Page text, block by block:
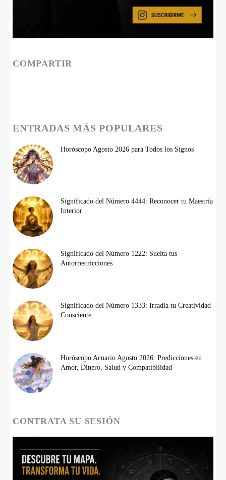
COMPARTIR
ENTRADAS MÁS POPULARES
Horóscopo Agosto 2026 para Todos los Signos
Significado del Número 4444: Reconocer tu Maestría
Interior
Significado del Número 1222: Suelta tus
Autorrestricciones
Significado del Número 1333: Irradia tu Creatividad
Consciente
Horóscopo Acuario Agosto 2026: Predicciones en
Amor, Dinero, Salud y Compatibilidad
CONTRATA SU SESIÓN